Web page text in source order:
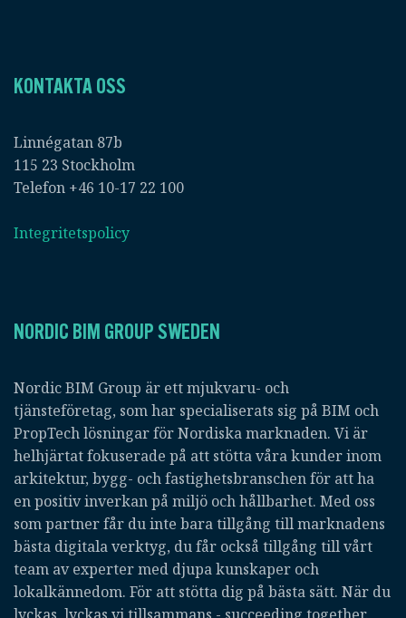
KONTAKTA OSS
Linnégatan 87b
115 23 Stockholm
Telefon +46 10-17 22 100
Integritetspolicy
NORDIC BIM GROUP SWEDEN
Nordic BIM Group är ett mjukvaru- och
tjänsteföretag, som har specialiserats sig på BIM och
PropTech lösningar för Nordiska marknaden. Vi är
helhjärtat fokuserade på att stötta våra kunder inom
arkitektur, bygg- och fastighetsbranschen för att ha
en positiv inverkan på miljö och hållbarhet. Med oss
som partner får du inte bara tillgång till marknadens
bästa digitala verktyg, du får också tillgång till vårt
team av experter med djupa kunskaper och
lokalkännedom. För att stötta dig på bästa sätt. När du